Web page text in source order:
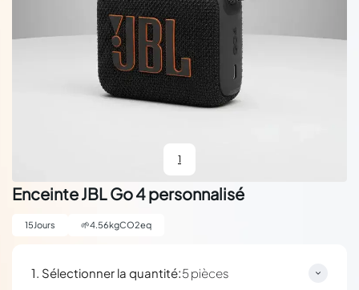
1
Enceinte JBL Go 4 personnalisé
15 Jours 🌱4.56kgCO2eq
1. Sélectionner la quantité:5 pièces